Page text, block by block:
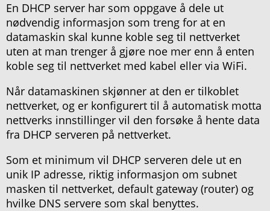
En DHCP server har som oppgave å dele ut
nødvendig informasjon som treng for at en
datamaskin skal kunne koble seg til nettverket
uten at man trenger å gjøre noe mer enn å enten
koble seg til nettverket med kabel eller via WiFi.
Når datamaskinen skjønner at den er tilkoblet
nettverket, og er konfigurert til å automatisk motta
nettverks innstillinger vil den forsøke å hente data
fra DHCP serveren på nettverket.
Som et minimum vil DHCP serveren dele ut en
unik IP adresse, riktig informasjon om subnet
masken til nettverket, default gateway (router) og
hvilke DNS servere som skal benyttes.